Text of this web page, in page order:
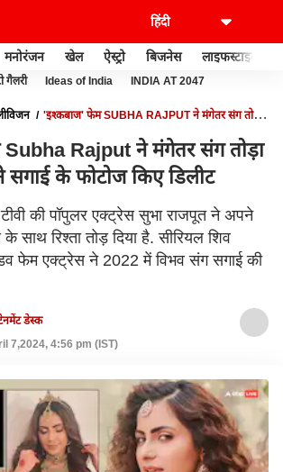
मनोरंजन खेल ऐस्ट्रो बिजनेस लाइफस्टाइल
गैलरी Ideas of India INDIA AT 2047
'इश्कबाज' फेम SUBHA RAJPUT ने मंगेतर संग तोड़ा
Rajput ने मंगेतर संग तोड़ा
सगाई के फोटोज किए डिलीट
की पॉपुलर एक्ट्रेस सुभा राजपूत ने अपने
साथ रिश्ता तोड़ दिया है. सीरियल शिव
फेम एक्ट्रेस ने 2022 में विभव संग सगाई की
डेस्क
7,2024, 4:56 pm (IST)